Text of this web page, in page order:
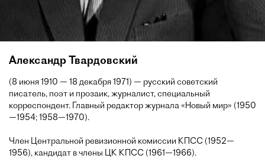
Александр Твардовский
(8 июня 1910 — 18 декабря 1971) — русский советский
писатель, поэт и прозаик, журналист, специальный
корреспондент. Главный редактор журнала «Новый мир» (1950
—1954; 1958—1970).
Член Центральной ревизионной комиссии КПСС (1952—
1956), кандидат в члены ЦК КПСС (1961—1966).